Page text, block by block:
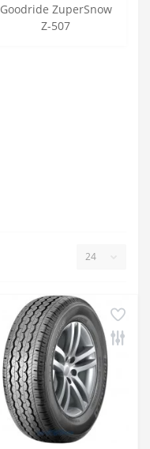
Goodride ZuperSnow
Z-507